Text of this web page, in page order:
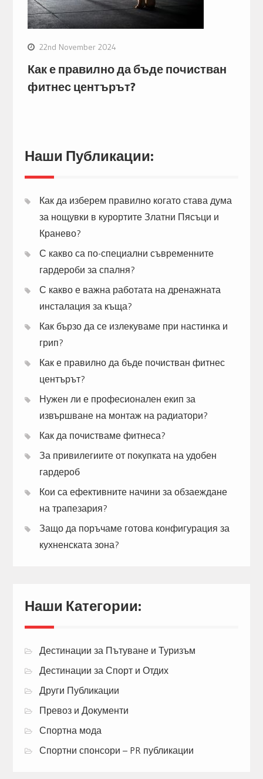
22nd November 2024
Как е правилно да бъде почистван
фитнес центърът?
Наши Публикации:
Как да изберем правилно когато става дума
за нощувки в курортите Златни Пясъци и
Кранево?
С какво са по-специални съвременните
гардероби за спалня?
С какво е важна работата на дренажната
инсталация за къща?
Как бързо да се излекуваме при настинка и
грип?
Как е правилно да бъде почистван фитнес
центърът?
Нужен ли е професионален екип за
извършване на монтаж на радиатори?
Как да почистваме фитнеса?
За привилегиите от покупката на удобен
гардероб
Кои са ефективните начини за обзаеждане
на трапезария?
Защо да поръчаме готова конфигурация за
кухненската зона?
Наши Категории:
Дестинации за Пътуване и Туризъм
Дестинации за Спорт и Отдих
Други Публикации
Превоз и Документи
Спортна мода
Спортни спонсори – PR публикации